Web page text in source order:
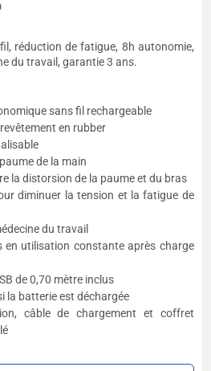
réduction de fatigue, 8h autonomie,
du travail, garantie 3 ans.
sans fil rechargeable
en rubber
de la main
la distorsion de la paume et du bras
diminuer la tension et la fatigue de
du travail
en utilisation constante après charge
de 0,70 mètre inclus
la batterie est déchargée
câble de chargement et coffret